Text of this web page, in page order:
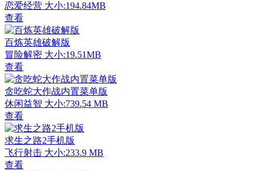
恋爱经营 大小:194.84MB
查看
百炼英雄破解版
冒险解密 大小:19.51MB
查看
贪吃蛇大作战内置菜单版
休闲益智 大小:739.54 MB
查看
求生之路2手机版
飞行射击 大小:233.9 MB
查看